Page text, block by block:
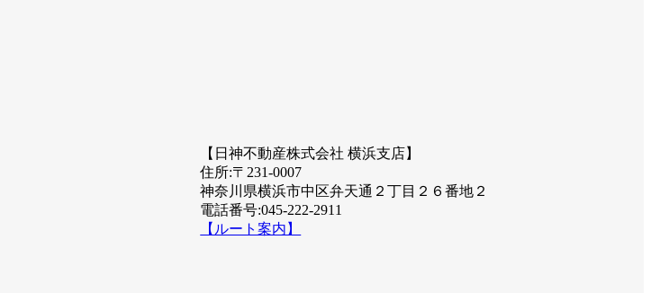
【日神不動産株式会社 横浜支店】
住所:〒231-0007
神奈川県横浜市中区弁天通２丁目２６番地２
電話番号:045-222-2911
【ルート案内】